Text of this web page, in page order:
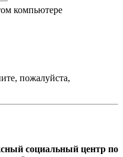
компьютере
пожалуйста,
социальный центр по